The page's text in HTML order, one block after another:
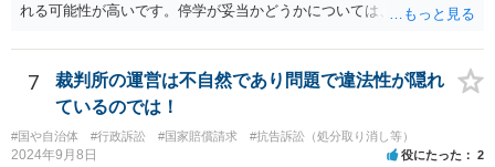
れる可能性が高いです。停学が妥当かどうかについては、本件は、法
は、ネットでのやりとりだけでは、正確な回答が難しい案件です。関
係した法理等にも通じた弁護士等に相談し、法的に正確に分析しても
らい、今後の対応を検討するべきです。お力になりたいと思います。
良い解決になりますよう祈念しております。
7
裁判所の運営は不自然であり問題で違法性が隠れ
ているのでは！
#国や自治体 #行政訴訟 #国家賠償請求 #抗告訴訟（処分取り消し等）
2024年9月8日 役にたった 2